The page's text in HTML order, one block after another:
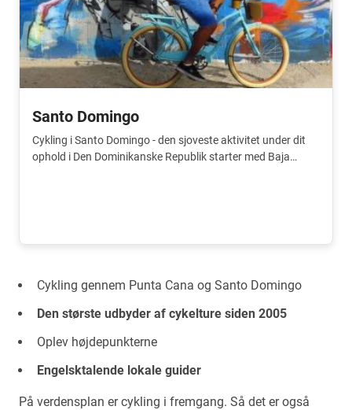
Santo Domingo
Cykling i Santo Domingo - den sjoveste aktivitet under dit
ophold i Den Dominikanske Republik starter med Baja
Cykling gennem Punta Cana og Santo Domingo
Den største udbyder af cykelture siden 2005
Oplev højdepunkterne
Engelsktalende lokale guider
På verdensplan er cykling i fremgang. Så det er også